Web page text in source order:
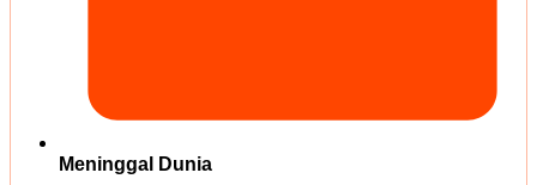
Meninggal Dunia